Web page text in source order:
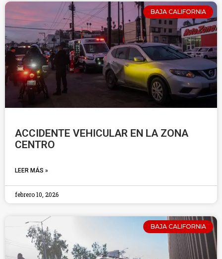
BAJA CALIFORNIA
ACCIDENTE VEHICULAR EN LA ZONA
CENTRO
LEER MÁS »
febrero 10, 2026
BAJA CALIFORNIA